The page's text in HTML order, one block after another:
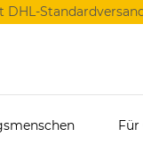
Für